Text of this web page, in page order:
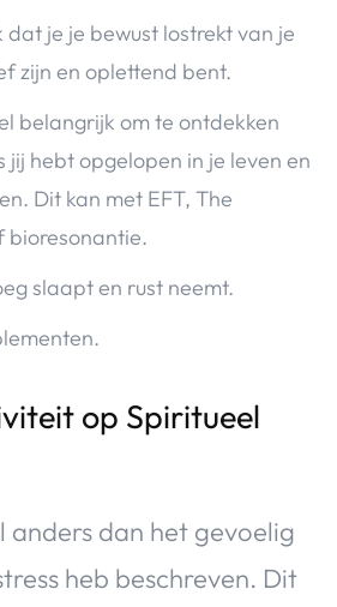
je je bewust lostrekt van je
zijn en oplettend bent.
belangrijk om te ontdekken
jij hebt opgelopen in je leven en
Dit kan met EFT, The
bioresonantie.
slaapt en rust neemt.
op Spiritueel
anders dan het gevoelig
heb beschreven. Dit